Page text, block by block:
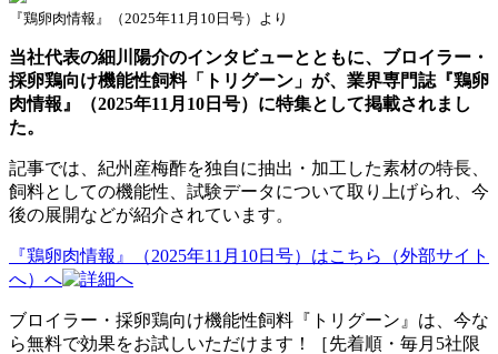
『鶏卵肉情報』（2025年11月10日号）より
当社代表の細川陽介のインタビューとともに、ブロイラー・
採卵鶏向け機能性飼料「トリグーン」が、業界専門誌『鶏卵
肉情報』（2025年11月10日号）に特集として掲載されまし
た。
記事では、紀州産梅酢を独自に抽出・加工した素材の特長、
飼料としての機能性、試験データについて取り上げられ、今
後の展開などが紹介されています。
『鶏卵肉情報』（2025年11月10日号）はこちら（外部サイト
へ）へ
ブロイラー・採卵鶏向け機能性飼料『トリグーン』は、今な
ら無料で効果をお試しいただけます！［先着順・毎月5社限